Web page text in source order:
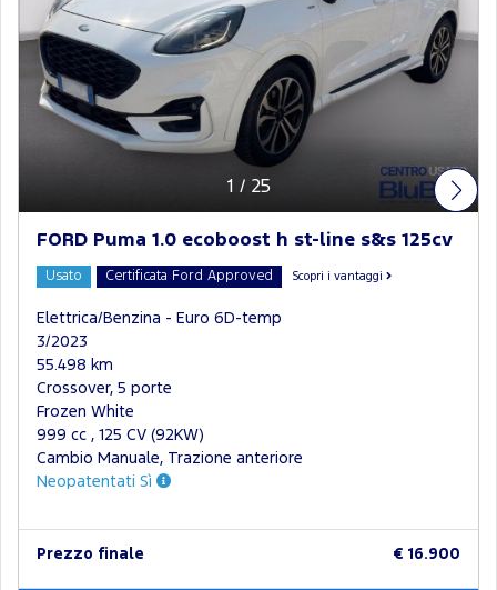
1 / 25
FORD Puma 1.0 ecoboost h st-line s&s 125cv
Usato Certificata Ford Approved Scopri i vantaggi
Elettrica/Benzina - Euro 6D-temp
3/2023
55.498 km
Crossover, 5 porte
Frozen White
999 cc , 125 CV (92KW)
Cambio Manuale, Trazione anteriore
Neopatentati Sì
Prezzo finale € 16.900